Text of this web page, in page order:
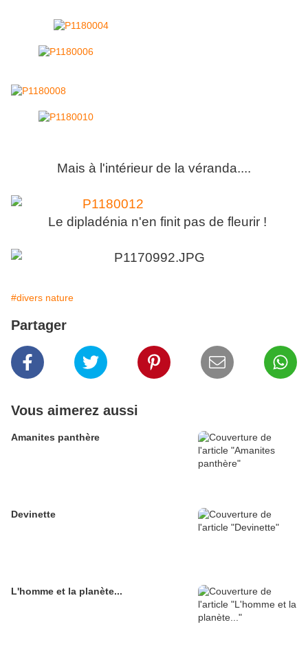
Mais à l'intérieur de la véranda....
Le dipladénia n'en finit pas de fleurir !
#divers nature
Partager
Vous aimerez aussi
Amanites panthère
Devinette
L'homme et la planète...